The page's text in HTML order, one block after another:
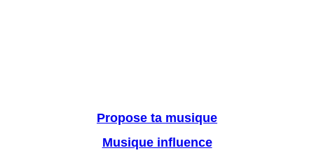
Propose ta musique
Musique influence